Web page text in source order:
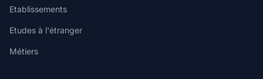
Etablissements
Etudes à l'étranger
Métiers